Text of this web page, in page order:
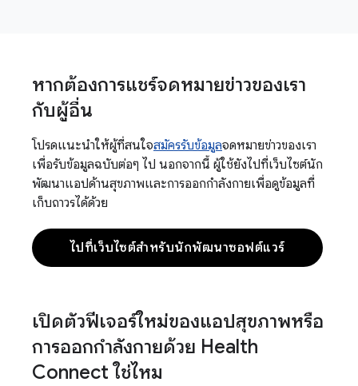
หากต้องการแชร์จดหมายข่าวของเรา
กับผู้อื่น
โปรดแนะนำให้ผู้ที่สนใจสมัครรับข้อมูลจดหมายข่าวของเรา
เพื่อรับข้อมูลฉบับต่อๆ ไป นอกจากนี้ ผู้ใช้ยังไปที่เว็บไซต์นัก
พัฒนาแอปด้านสุขภาพและการออกกำลังกายเพื่อดูข้อมูลที่
เก็บถาวรได้ด้วย
ไปที่เว็บไซต์สำหรับนักพัฒนาซอฟต์แวร์
เปิดตัวฟีเจอร์ใหม่ของแอปสุขภาพหรือ
การออกกำลังกายด้วย Health
Connect ใช่ไหม